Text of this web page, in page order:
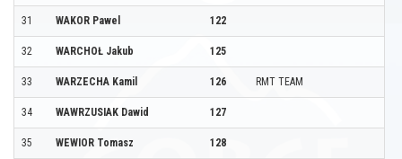
31 WAKOR Pawel 122
32 WARCHOŁ Jakub 125
33 WARZECHA Kamil 126 RMT TEAM
34 WAWRZUSIAK Dawid 127
35 WEWIOR Tomasz 128